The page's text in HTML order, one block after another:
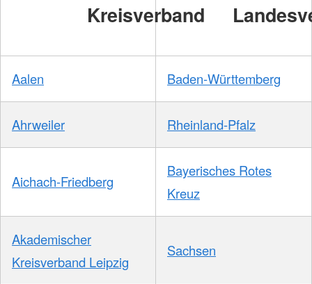
Kreisverband
Aalen Baden-Württemberg
Ahrweiler Rheinland-Pfalz
Aichach-Friedberg
Bayerisches Rotes
Kreuz
Akademischer
Kreisverband Leipzig
Sachsen